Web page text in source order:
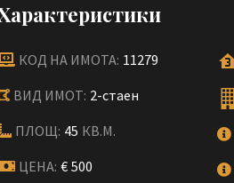
КОД НА ИМОТА: 11279
ВИД ИМОТ: 2-стаен
ПЛОЩ: 45 КВ.М.
ЦЕНА: € 500